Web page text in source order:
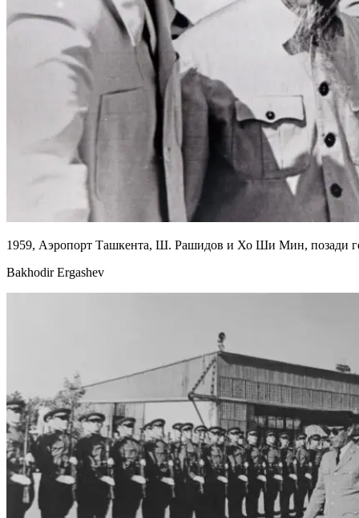
1959, Аэропорт Ташкента, Ш. Рашидов и Хо Ши Мин, позади
Bakhodir Ergashev